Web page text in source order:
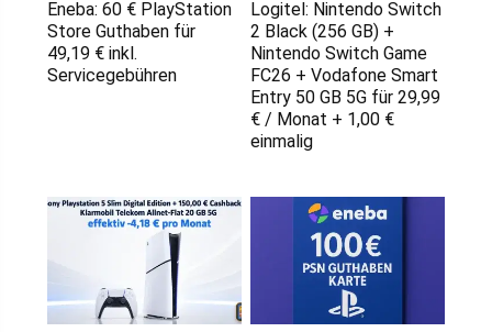
Eneba: 60 € PlayStation
Store Guthaben für
49,19 € inkl.
Servicegebühren
Logitel: Nintendo Switch
2 Black (256 GB) +
Nintendo Switch Game
FC26 + Vodafone Smart
Entry 50 GB 5G für 29,99
€ / Monat + 1,00 €
einmalig